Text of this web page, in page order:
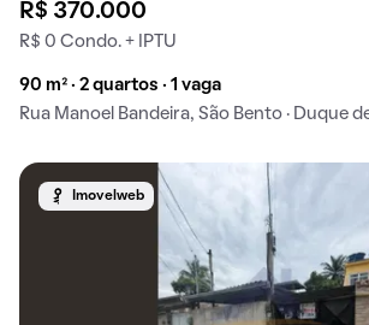
R$ 370.000
R$ 0 Condo. + IPTU
90 m² · 2 quartos · 1 vaga
Rua Manoel Bandeira, São Bento · Duque
Imovelweb